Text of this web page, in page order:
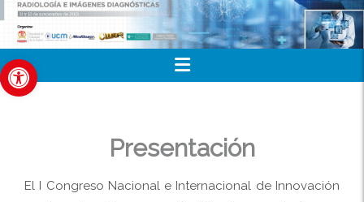
Abrir barra de herramientas
Presentación
El I Congreso Nacional e Internacional de Innovación